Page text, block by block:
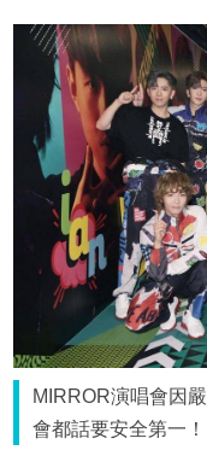
MIRROR演唱會因
會都話要安全第一